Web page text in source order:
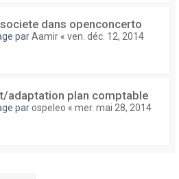
dans openconcerto
parAamir « ven. déc. 12, 2014
adaptation plan comptable
parospeleo « mer. mai 28, 2014